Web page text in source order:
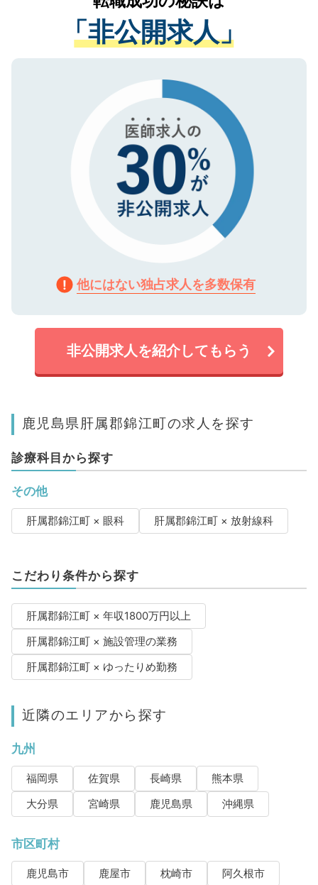
管理基準を満たした事業者のみに付与され
る、プライバシーマークを取得済みです。
で、機密保持に関してもご安心ください。
経験をまじえながら、適切なアドバイスを
させていただきます。すぐにご転職をされ
ない方には、長期的なサポートが可能です
ので、まずはご登録ください。
「非公開求人」
他にはない独占求人を多数保有
非公開求人を紹介してもらう
鹿児島県肝属郡錦江町の求人を探す
診療科目から探す
その他
肝属郡錦江町 × 眼科 肝属郡錦江町 × 放射線科
こだわり条件から探す
肝属郡錦江町 × 年収1800万円以上
肝属郡錦江町 × 施設管理の業務
肝属郡錦江町 × ゆったりめ勤務
近隣のエリアから探す
九州
福岡県 佐賀県 長崎県
熊本県
大分県
宮崎県 鹿児島県 沖縄県
市区町村
鹿児島市 鹿屋市 枕崎市
阿久根市